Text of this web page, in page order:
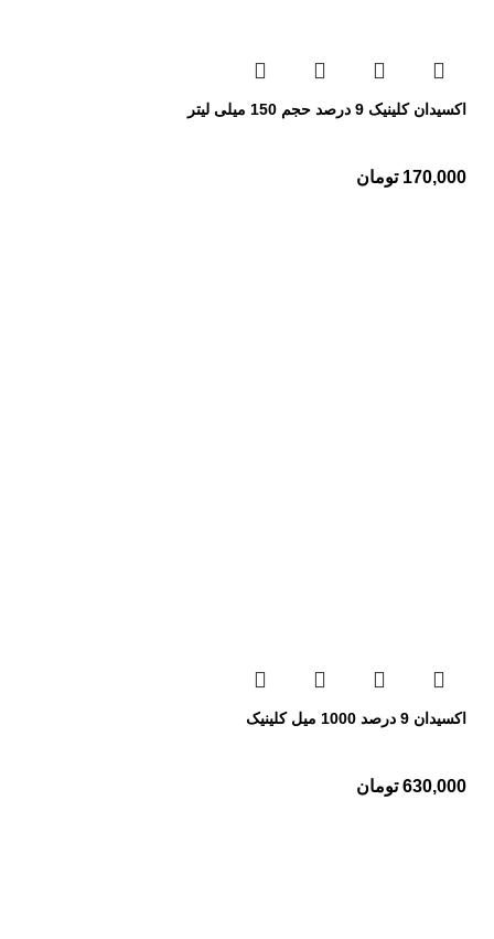
اکسیدان کلینیک 9 درصد حجم 150 میلی لیتر
170,000 تومان
اکسیدان 9 درصد 1000 میل کلینیک
630,000 تومان